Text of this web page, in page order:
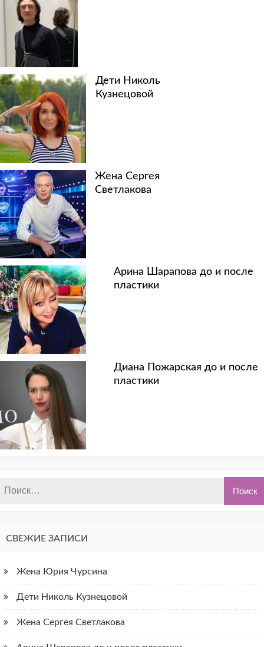
Дети Николь
Кузнецовой
Жена Сергея
Светлакова
Арина Шарапова до и после
пластики
Диана Пожарская до и после
пластики
СВЕЖИЕ ЗАПИСИ
Жена Юрия Чурсина
Дети Николь Кузнецовой
Жена Сергея Светлакова